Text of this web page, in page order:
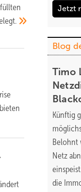
Jetzt
Blog
Timo
Künftig
Belohnt
Netz
die